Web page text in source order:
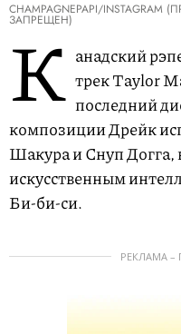
CHAMPAGNEPAPI/
ЗАПРЕЩЕН)
К анадский
трек Taylor
последний
композиции Дрейк
Шакура и Снуп Догга,
искусственным
Би-би-си.
РЕКЛАМА